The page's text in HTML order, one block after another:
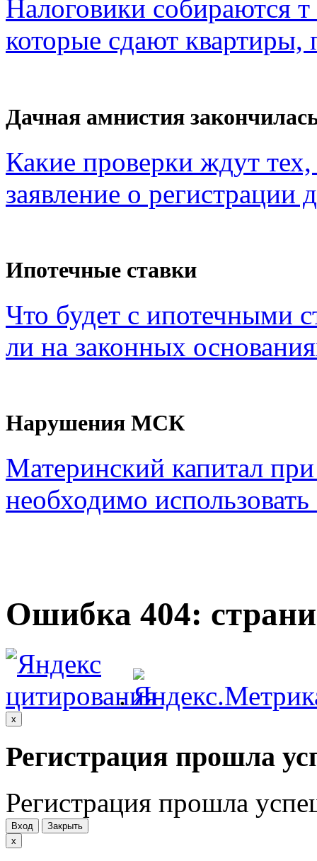
Налоговики собираются
которые сдают квартиры,
Дачная амнистия
Какие проверки ждут
заявление о регистрации
Ипотечные ставки
Что будет с ипотечными
ли на законных
Нарушения МСК
Материнский капитал
необходимо использовать
Ошибка 404:
.
x
Регистрация прошла
Регистрация прошла
Вход
Закрыть
x